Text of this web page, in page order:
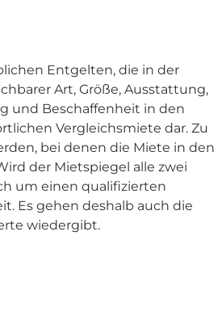
Entgelten, die in der
Art, Größe, Ausstattung,
und Beschaffenheit in den
Vergleichsmiete dar. Zu
bei denen die Miete in den
der Mietspiegel alle zwei
um einen qualifizierten
Es gehen deshalb auch die
wiedergibt.